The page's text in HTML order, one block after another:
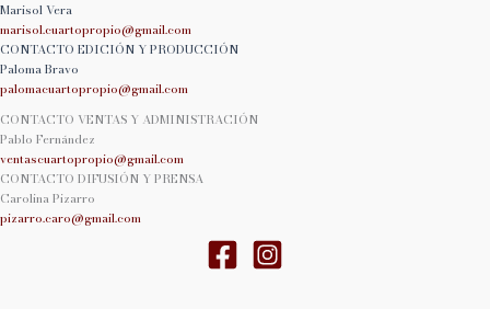
Marisol Vera
marisol.cuartopropio@gmail.com
CONTACTO EDICIÓN Y PRODUCCIÓN
Paloma Bravo
palomacuartopropio@gmail.com
CONTACTO VENTAS Y ADMINISTRACIÓN
Pablo Fernández
ventascuartopropio@gmail.com
CONTACTO DIFUSIÓN Y PRENSA
Carolina Pizarro
pizarro.caro@gmail.com